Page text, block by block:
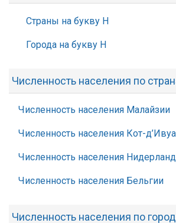
Страны на букву Н
Города на букву Н
Численность населения по
Численность населения Малайзии
Численность населения Кот-
Численность населения
Численность населения Бельгии
Численность населения по